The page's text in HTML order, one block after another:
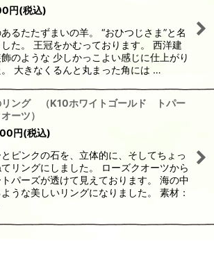
円(税込)
るたたずまいの羊。 “おひつじさま”と名
た。 王冠をかむっております。 西洋建
のような 少しかっこよい感じに仕上がり
。 大きなくるんと丸まった角には …
リング （K10ホワイトゴールド トパー
ーツ）
円(税込)
ピンクの石を、立体的に、そしてちょっ
てリングにしました。 ローズクオーツから
パーズが透けて見えております。 海の中
うな美しいリングになりました。 素材：